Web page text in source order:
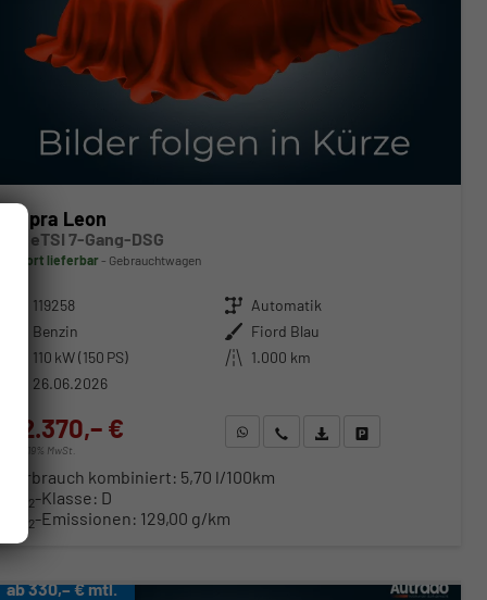
Cupra Leon
1.5 eTSI 7-Gang-DSG
sofort lieferbar Gebrauchtwagen
119258 Getriebe Automatik
Benzin Außenfarbe Fiord Blau
110 kW (150 PS) Kilometerstand 1.000 km
26.06.2026
32.370,– €
incl. 19% MwSt.
WhatsApp anfragen
Wir rufen Sie anFahrzeugexposé (PDF)
Fahrzeug parken
Verbrauch kombiniert: 5,70 l/100km
2-Klasse: D
2-Emissionen: 129,00 g/km
ab 330,– € mtl.